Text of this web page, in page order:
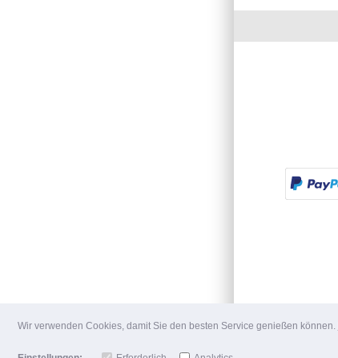
Wir verwenden Cookies, damit Sie den besten Service genießen können.